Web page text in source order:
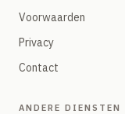
Voorwaarden
Privacy
Contact
ANDERE DIENSTEN